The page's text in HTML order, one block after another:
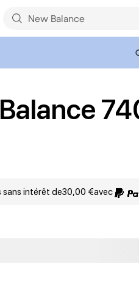
sans intérêt de30,00 €avec